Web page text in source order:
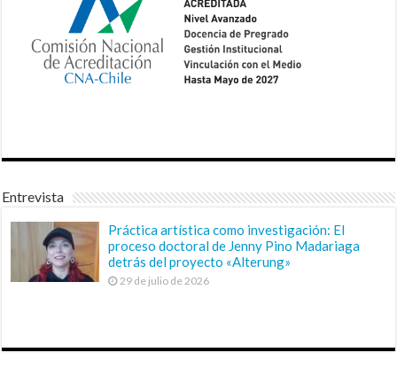
Entrevista
Práctica artística como investigación: El
proceso doctoral de Jenny Pino Madariaga
detrás del proyecto «Alterung»
29 de julio de 2026